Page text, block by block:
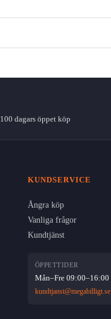
100 dagars öppet köp
KUNDSERVICE
Ångra köp
Vanliga frågor
Kundtjänst
ÖPPETTIDER
Mån–Fre 09:00–16:00
kundtjanst@megabilligt.se